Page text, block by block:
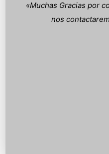
«Muchas Gracias por
nos